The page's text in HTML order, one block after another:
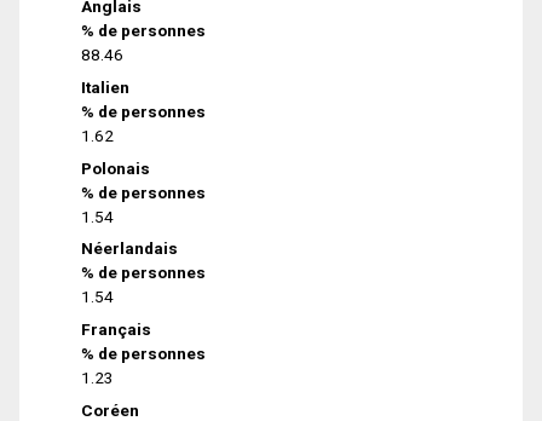
Anglais
% de personnes
88.46
Italien
% de personnes
1.62
Polonais
% de personnes
1.54
Néerlandais
% de personnes
1.54
Français
% de personnes
1.23
Coréen